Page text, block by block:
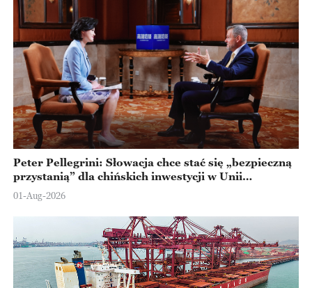
Peter Pellegrini: Słowacja chce stać się „bezpieczną
przystanią” dla chińskich inwestycji w Unii
Europejskiej
01-Aug-2026